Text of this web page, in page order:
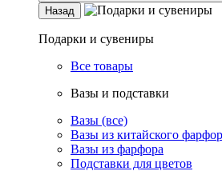
Назад
Подарки и сувениры
Все товары
Вазы и подставки
Вазы (все)
Вазы из китайского
Вазы из фарфора
Подставки для цветов